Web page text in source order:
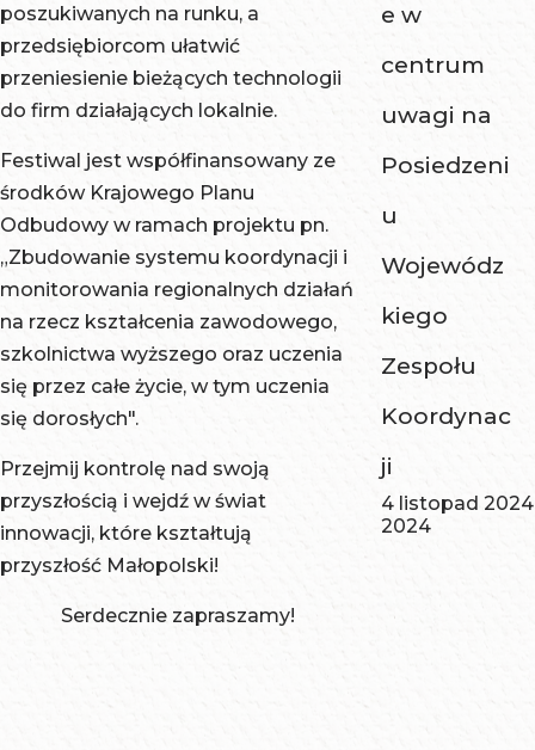
poszukiwanych na runku, a
przedsiębiorcom ułatwić
przeniesienie bieżących technologii
do firm działających lokalnie.
Festiwal jest współfinansowany ze
środków Krajowego Planu
Odbudowy w ramach projektu pn.
„Zbudowanie systemu koordynacji i
monitorowania regionalnych działań
na rzecz kształcenia zawodowego,
szkolnictwa wyższego oraz uczenia
się przez całe życie, w tym uczenia
się dorosłych".
Przejmij kontrolę nad swoją
przyszłością i wejdź w świat
innowacji, które kształtują
przyszłość Małopolski!
Serdecznie zapraszamy!
e w
centrum
uwagi na
Posiedzeni
u
Wojewódz
kiego
Zespołu
Koordynac
ji
4 listopad 2024
2024